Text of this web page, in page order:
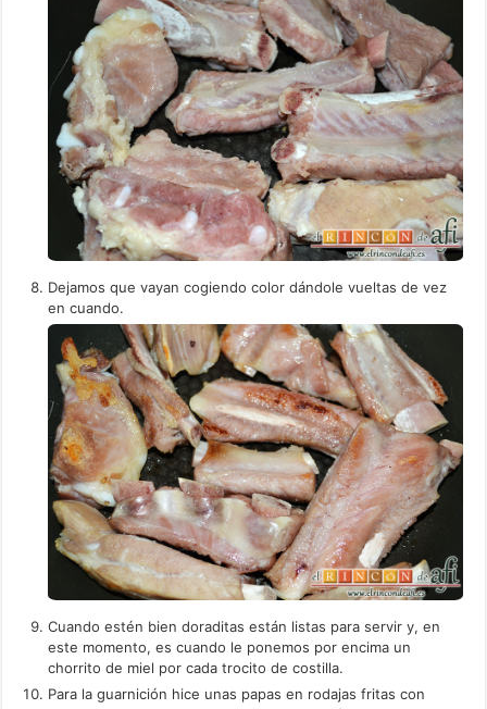
Dejamos que vayan cogiendo color dándole vueltas de vez
en cuando.
Cuando estén bien doraditas están listas para servir y, en
este momento, es cuando le ponemos por encima un
chorrito de miel por cada trocito de costilla.
Para la guarnición hice unas papas en rodajas fritas con